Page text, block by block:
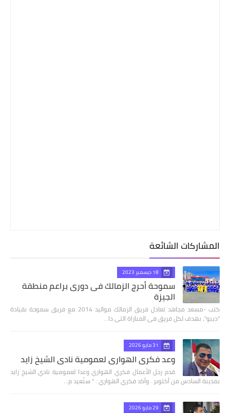
المشاركات الشائعة
18 ديسمبر 2023
سموحة أحرج الزمالك فى دورى براعم منطقة
الجيزة
كتب -مسعد مجاهد تعادل فريق الزمالك مواليد 2014 مع فريق سموحة بقيادة
"ديبو"، بهدف لكل فريق فى المباراة التى دا…
31 مايو 2026
وعد فكري الهواري لعمومية نادي الشيخ زايد
قدم رجل الأعمال فكري الهواري وعدا لعمومية نادي الشيخ زايد
بمدينة السادس من أكتوبر . وأكد فكري الهواري : " سنُعيد م…
29 مايو 2026